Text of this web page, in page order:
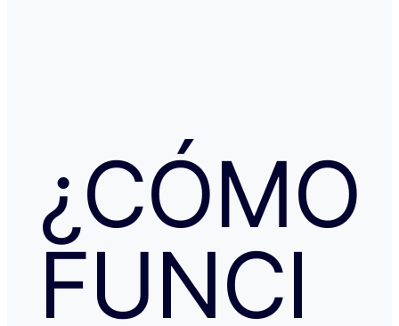
respuesta fiable abrí una reclamación a través de
resolvieron proceder con el reembolso en cuanto les
información y una captura de pantalla. Quiero agradecer
especialmente a NATALIA K y TRANSFERGO, su eficaz,
respuesta y ayuda. El apartamento, que sigue anunciado como en
Roma con vistas al Coliseo, en realidad se debe de
alojamiento por Abruzzo, por lo que se deduce al leer
reseñas y las pocas fotos que no tienen nada que ver
anuncio. Esto lo ves cuando profundizas.
¿CÓMO
FUNCI